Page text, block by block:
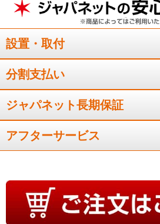
設置・取付
分割支払い
ジャパネット長期保証
アフターサービス